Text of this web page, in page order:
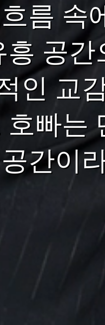
름 속
공간
인 교
빠는
간이